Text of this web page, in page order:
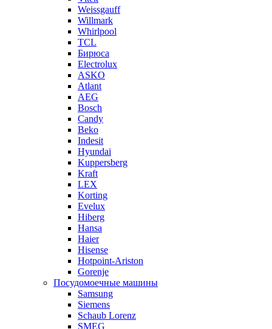
Weissgauff
Willmark
Whirlpool
TCL
Бирюса
Electrolux
ASKO
Atlant
AEG
Bosch
Candy
Beko
Indesit
Hyundai
Kuppersberg
Kraft
LEX
Korting
Evelux
Hiberg
Hansa
Haier
Hisense
Hotpoint-Ariston
Gorenje
Посудомоечные машины
Samsung
Siemens
Schaub Lorenz
SMEG